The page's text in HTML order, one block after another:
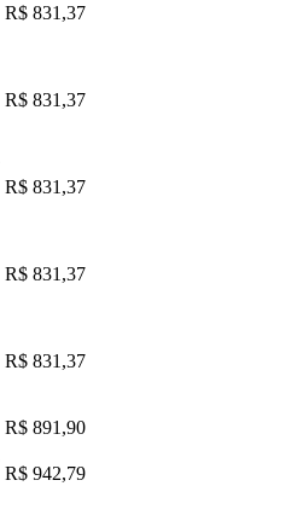
R$ 831,37
R$ 831,37
R$ 831,37
R$ 831,37
R$ 831,37
R$ 891,90
R$ 942,79